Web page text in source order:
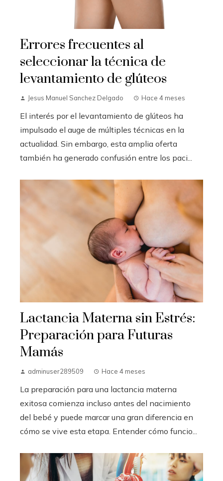
Errores frecuentes al
seleccionar la técnica de
levantamiento de glúteos
Jesus Manuel Sanchez Delgado Hace 4 meses
El interés por el levantamiento de glúteos ha
impulsado el auge de múltiples técnicas en la
actualidad. Sin embargo, esta amplia oferta
también ha generado confusión entre los paci...
Lactancia Materna sin Estrés:
Preparación para Futuras
Mamás
adminuser289509 Hace 4 meses
La preparación para una lactancia materna
exitosa comienza incluso antes del nacimiento
del bebé y puede marcar una gran diferencia en
cómo se vive esta etapa. Entender cómo funcio...